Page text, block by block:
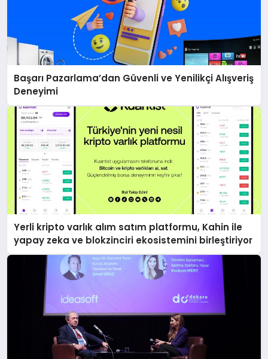
Başarı Pazarlama’dan Güvenli ve Yenilikçi Alışveriş
Deneyimi
Yerli kripto varlık alım satım platformu, Kahin ile
yapay zeka ve blokzinciri ekosistemini birleştiriyor